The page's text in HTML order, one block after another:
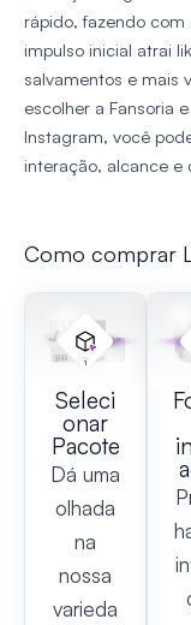
rápido, fazendo
impulso inicial atrai
salvamentos e mais
escolher a Fansoria
Instagram, você
interação, alcance e
Como comprar
Seleci
onar
Pacote
Dá uma
olhada
na
nossa
varieda